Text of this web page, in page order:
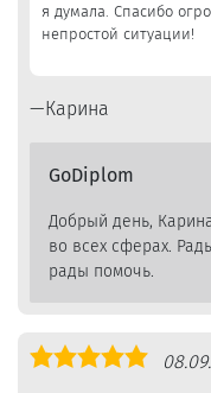
я думала. Спасибо
непростой ситуации!
Карина
GoDiplom
Добрый день,
во всех сферах.
рады помочь.
Оценка